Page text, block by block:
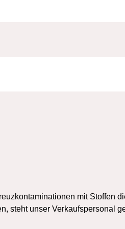
mit Stoffen
steht unser Verkaufspersonal